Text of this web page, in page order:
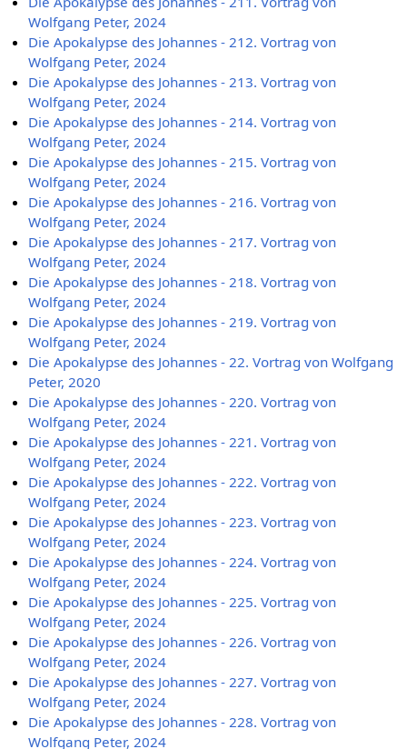
Wolfgang Peter, 2024
Die Apokalypse des Johannes - 212. Vortrag von
Wolfgang Peter, 2024
Die Apokalypse des Johannes - 213. Vortrag von
Wolfgang Peter, 2024
Die Apokalypse des Johannes - 214. Vortrag von
Wolfgang Peter, 2024
Die Apokalypse des Johannes - 215. Vortrag von
Wolfgang Peter, 2024
Die Apokalypse des Johannes - 216. Vortrag von
Wolfgang Peter, 2024
Die Apokalypse des Johannes - 217. Vortrag von
Wolfgang Peter, 2024
Die Apokalypse des Johannes - 218. Vortrag von
Wolfgang Peter, 2024
Die Apokalypse des Johannes - 219. Vortrag von
Wolfgang Peter, 2024
Die Apokalypse des Johannes - 22. Vortrag von Wolfgang
Peter, 2020
Die Apokalypse des Johannes - 220. Vortrag von
Wolfgang Peter, 2024
Die Apokalypse des Johannes - 221. Vortrag von
Wolfgang Peter, 2024
Die Apokalypse des Johannes - 222. Vortrag von
Wolfgang Peter, 2024
Die Apokalypse des Johannes - 223. Vortrag von
Wolfgang Peter, 2024
Die Apokalypse des Johannes - 224. Vortrag von
Wolfgang Peter, 2024
Die Apokalypse des Johannes - 225. Vortrag von
Wolfgang Peter, 2024
Die Apokalypse des Johannes - 226. Vortrag von
Wolfgang Peter, 2024
Die Apokalypse des Johannes - 227. Vortrag von
Wolfgang Peter, 2024
Die Apokalypse des Johannes - 228. Vortrag von
Wolfgang Peter, 2024